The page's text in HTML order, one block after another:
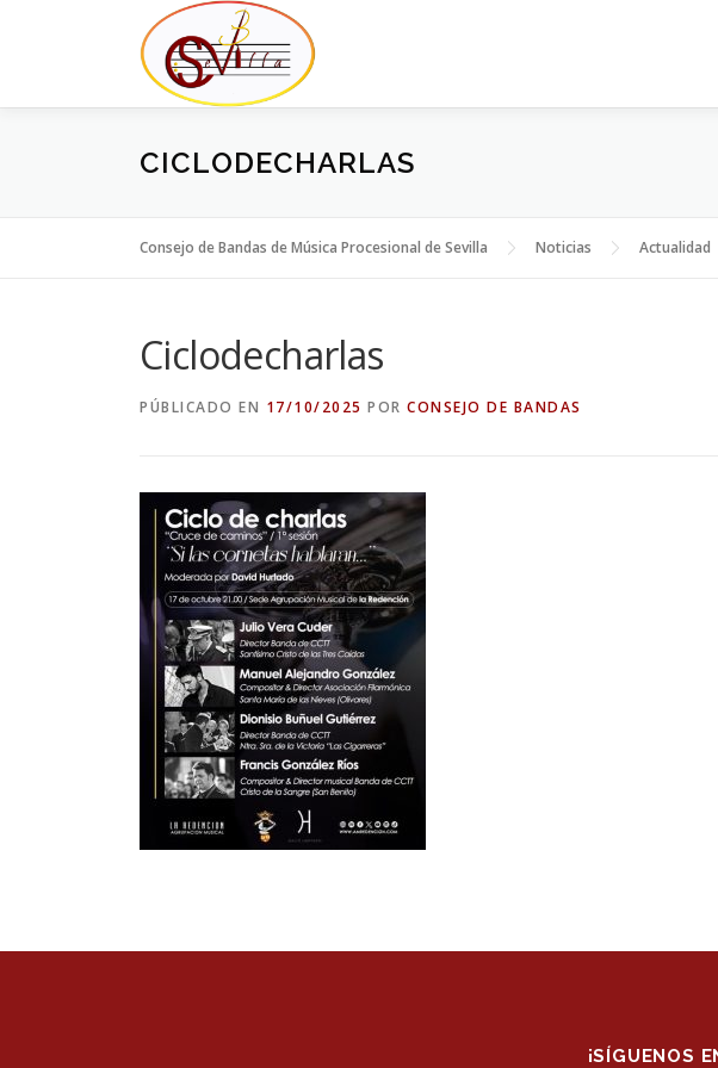
CICLODECHARLAS
Consejo de Bandas de Música Procesional de Sevilla Noticias Actualidad
Ciclodecharlas
PÚBLICADO EN 17/10/2025 POR CONSEJO DE BANDAS
¡SÍGUENOS